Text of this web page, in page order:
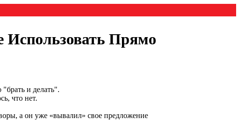
Прямо
и делать".
что нет.
а он уже «вывалил» свое предложение